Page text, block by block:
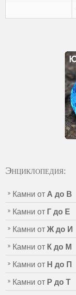
Энциклопедия:
Камни от А до В
Камни от Г до Е
Камни отЖ до И
Камни от К до М
Камни от Н до П
Камни от Р до Т